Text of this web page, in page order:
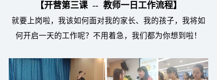
【开营第三课 -- 教师一日工作流程】
就要上岗啦，我该如何面对我的家长、我的孩子，我将如
何开启一天的工作呢？不用着急，我们都为你想到啦！